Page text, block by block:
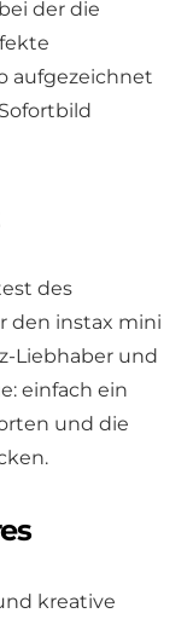
der die
aufgezeichnet
des
den instax mini
Liebhaber und
einfach ein
und die
kreative